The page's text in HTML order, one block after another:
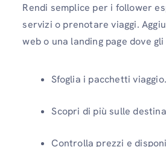
Rendi semplice per i follower
servizi o prenotare viaggi.
web o una landing page dove
Sfoglia i pacchetti viaggio.
Scopri di più sulle
Controlla prezzi e